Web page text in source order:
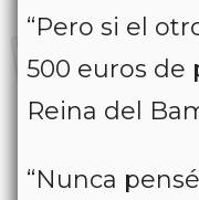
“Pero si el
500 euros de
Reina del
“Nunca